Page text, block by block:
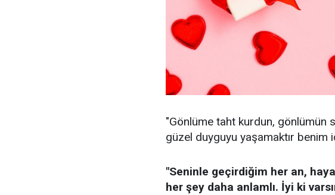
"Gönlüme taht kurdun, gönlümün
güzel duyguyu yaşamaktır benim
"Seninle geçirdiğim her an,
her şey daha anlamlı. İyi ki